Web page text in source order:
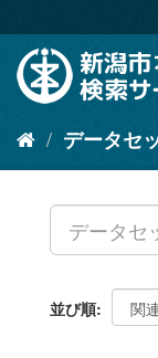
キ
容
データセ
並び順